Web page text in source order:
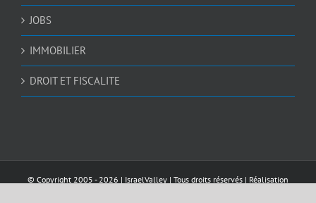
JOBS
IMMOBILIER
DROIT ET FISCALITE
© Copyright 2005 -2026 | IsraelValley | Tous droits réservés | Réalisation